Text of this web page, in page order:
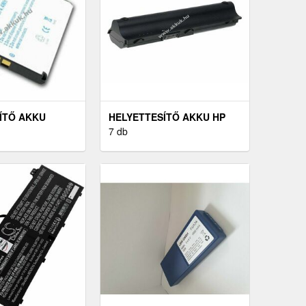
AKKU
XPERIA X1
HELYETTESÍTŐ AKKU HP
TÍPUS 593554-001
7 db